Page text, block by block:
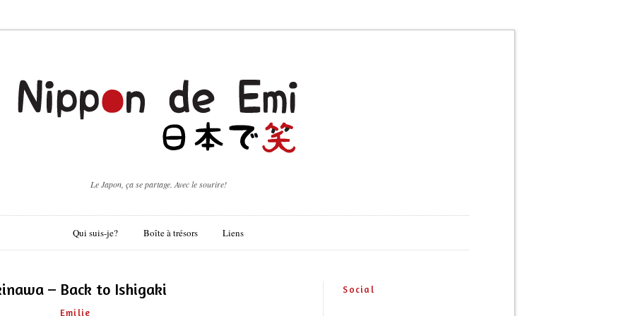
Le Japon, ça se partage. Avec le sourire!
Qui suis-je? Boîte à trésors Liens
– Back to Ishigaki
Emilie
Social